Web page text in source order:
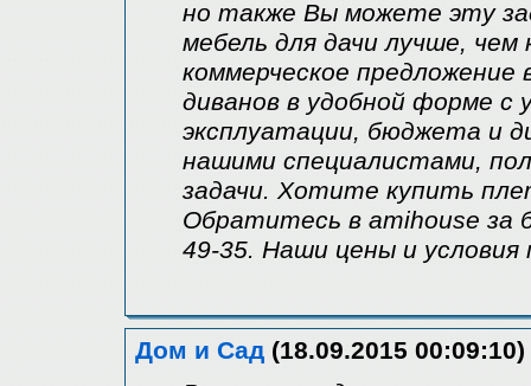
но также Вы можете эту
мебель для дачи лучше,
коммерческое
диванов в удобной форме с
эксплуатации, бюджета и
нашими специалистами,
задачи. Хотите купить
Обратитесь в amihouse за
49-35. Наши цены и
Дом и Сад (18.09.2015 00:09:10)